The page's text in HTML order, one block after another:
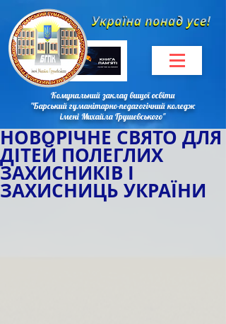
Комунальний заклад вищої освіти
"Барський гуманітарно-педагогічний коледж
імені Михайла Грушевського"
НОВОРІЧНЕ СВЯТО ДЛЯ
ДІТЕЙ ПОЛЕГЛИХ
ЗАХИСНИКІВ І
ЗАХИСНИЦЬ УКРАЇНИ